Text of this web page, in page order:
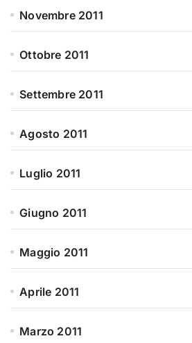
Novembre 2011
Ottobre 2011
Settembre 2011
Agosto 2011
Luglio 2011
Giugno 2011
Maggio 2011
Aprile 2011
Marzo 2011